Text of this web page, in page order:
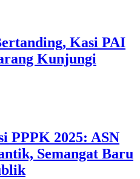
Kasi PAI
Kunjungi
PPPK 2025: ASN
Semangat Baru